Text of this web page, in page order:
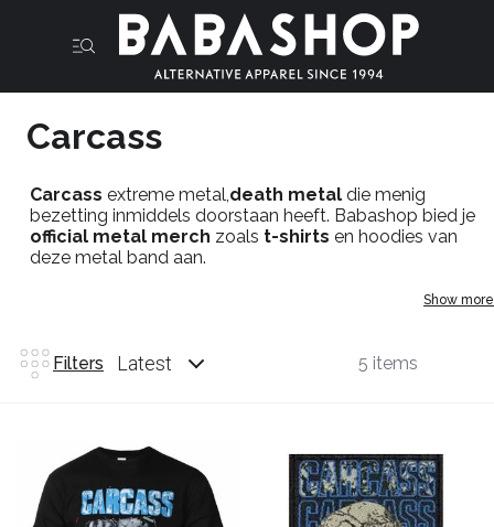
Carcass
Carcass extreme metal,death metal die menig
bezetting inmiddels doorstaan heeft. Babashop bied je
official metal merch zoals t-shirts en hoodies van
deze metal band aan.
Show more
Filters Latest 5 items